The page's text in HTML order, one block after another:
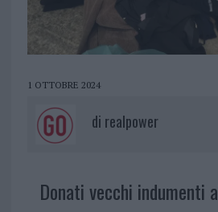
1 OTTOBRE 2024
di realpower
Donati vecchi indumenti